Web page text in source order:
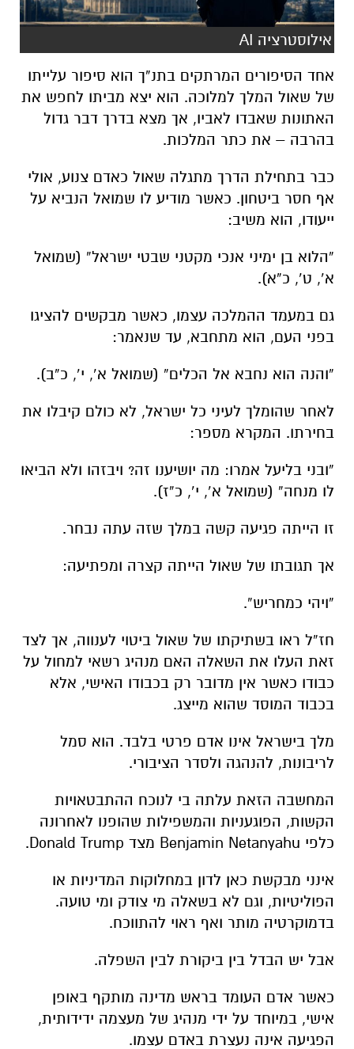
אילוסטרציה AI
אחד הסיפורים המרתקים בתנ”ך הוא סיפור עלייתו
של שאול המלך למלוכה. הוא יצא מביתו לחפש את
האתונות שאבדו לאביו, אך מצא בדרך דבר גדול
בהרבה – את כתר המלכות.
כבר בתחילת הדרך מתגלה שאול כאדם צנוע, אולי
אף חסר ביטחון. כאשר מודיע לו שמואל הנביא על
ייעודו, הוא משיב:
“הלוא בן ימיני אנכי מקטני שבטי ישראל” (שמואל
א’, ט’, כ”א).
גם במעמד ההמלכה עצמו, כאשר מבקשים להציגו
בפני העם, הוא מתחבא, עד שנאמר:
“והנה הוא נחבא אל הכלים” (שמואל א’, י’, כ”ב).
לאחר שהומלך לעיני כל ישראל, לא כולם קיבלו את
בחירתו. המקרא מספר:
“ובני בליעל אמרו: מה יושיענו זה? ויבזהו ולא הביאו
לו מנחה” (שמואל א’, י’, כ”ז).
זו הייתה פגיעה קשה במלך שזה עתה נבחר.
אך תגובתו של שאול הייתה קצרה ומפתיעה:
“ויהי כמחריש”.
חז”ל ראו בשתיקתו של שאול ביטוי לענווה, אך לצד
זאת העלו את השאלה האם מנהיג רשאי למחול על
כבודו כאשר אין מדובר רק בכבודו האישי, אלא
בכבוד המוסד שהוא מייצג.
מלך בישראל אינו אדם פרטי בלבד. הוא סמל
לריבונות, להנהגה ולסדר הציבורי.
המחשבה הזאת עלתה בי לנוכח ההתבטאויות
הקשות, הפוגעניות והמשפילות שהופנו לאחרונה
כלפי Benjamin Netanyahu מצד Donald Trump.
אינני מבקשת כאן לדון במחלוקות המדיניות או
הפוליטיות, וגם לא בשאלה מי צודק ומי טועה.
בדמוקרטיה מותר ואף ראוי להתווכח.
אבל יש הבדל בין ביקורת לבין השפלה.
כאשר אדם העומד בראש מדינה מותקף באופן
אישי, במיוחד על ידי מנהיג של מעצמה ידידותית,
הפגיעה אינה נעצרת באדם עצמו.